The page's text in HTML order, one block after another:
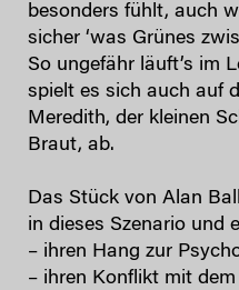
besonders fühlt, auch
sicher ‘was Grünes
So ungefähr läuft’s im
spielt es sich auch auf
Meredith, der kleinen
Braut, ab.
Das Stück von Alan
in dieses Szenario und
– ihren Hang zur
– ihren Konflikt mit